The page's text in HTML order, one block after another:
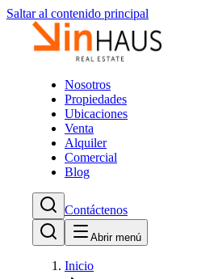
Saltar al contenido principal
Nosotros
Propiedades
Ubicaciones
Venta
Alquiler
Comercial
Blog
Contáctenos
Abrir menú
Inicio